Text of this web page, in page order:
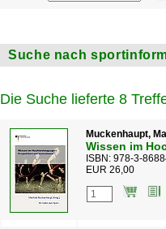
Suche nach
Die Suche lieferte 8
Muckenhaupt,
Wissen im
ISBN: 978-3-
EUR 26,00